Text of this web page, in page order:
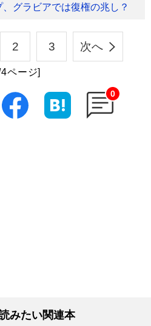
グラビアでは復権の兆し？
2 3 次へ
ページ]
0
みたい関連本